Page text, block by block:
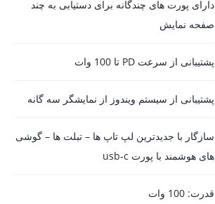
دارای پورت های چندگانه برای دستیابی به چند
صفحه نمایش
پشتیبانی از سرعت PD تا 100 وات
پشتیبانی از سیستم ویندوز از نمایشگر سه گانه
سازگار با جدیدترین لپ تاپ ها – تبلت ها – گوشی
های هوشمند با پورت usb-c
قدرت: 100 وات